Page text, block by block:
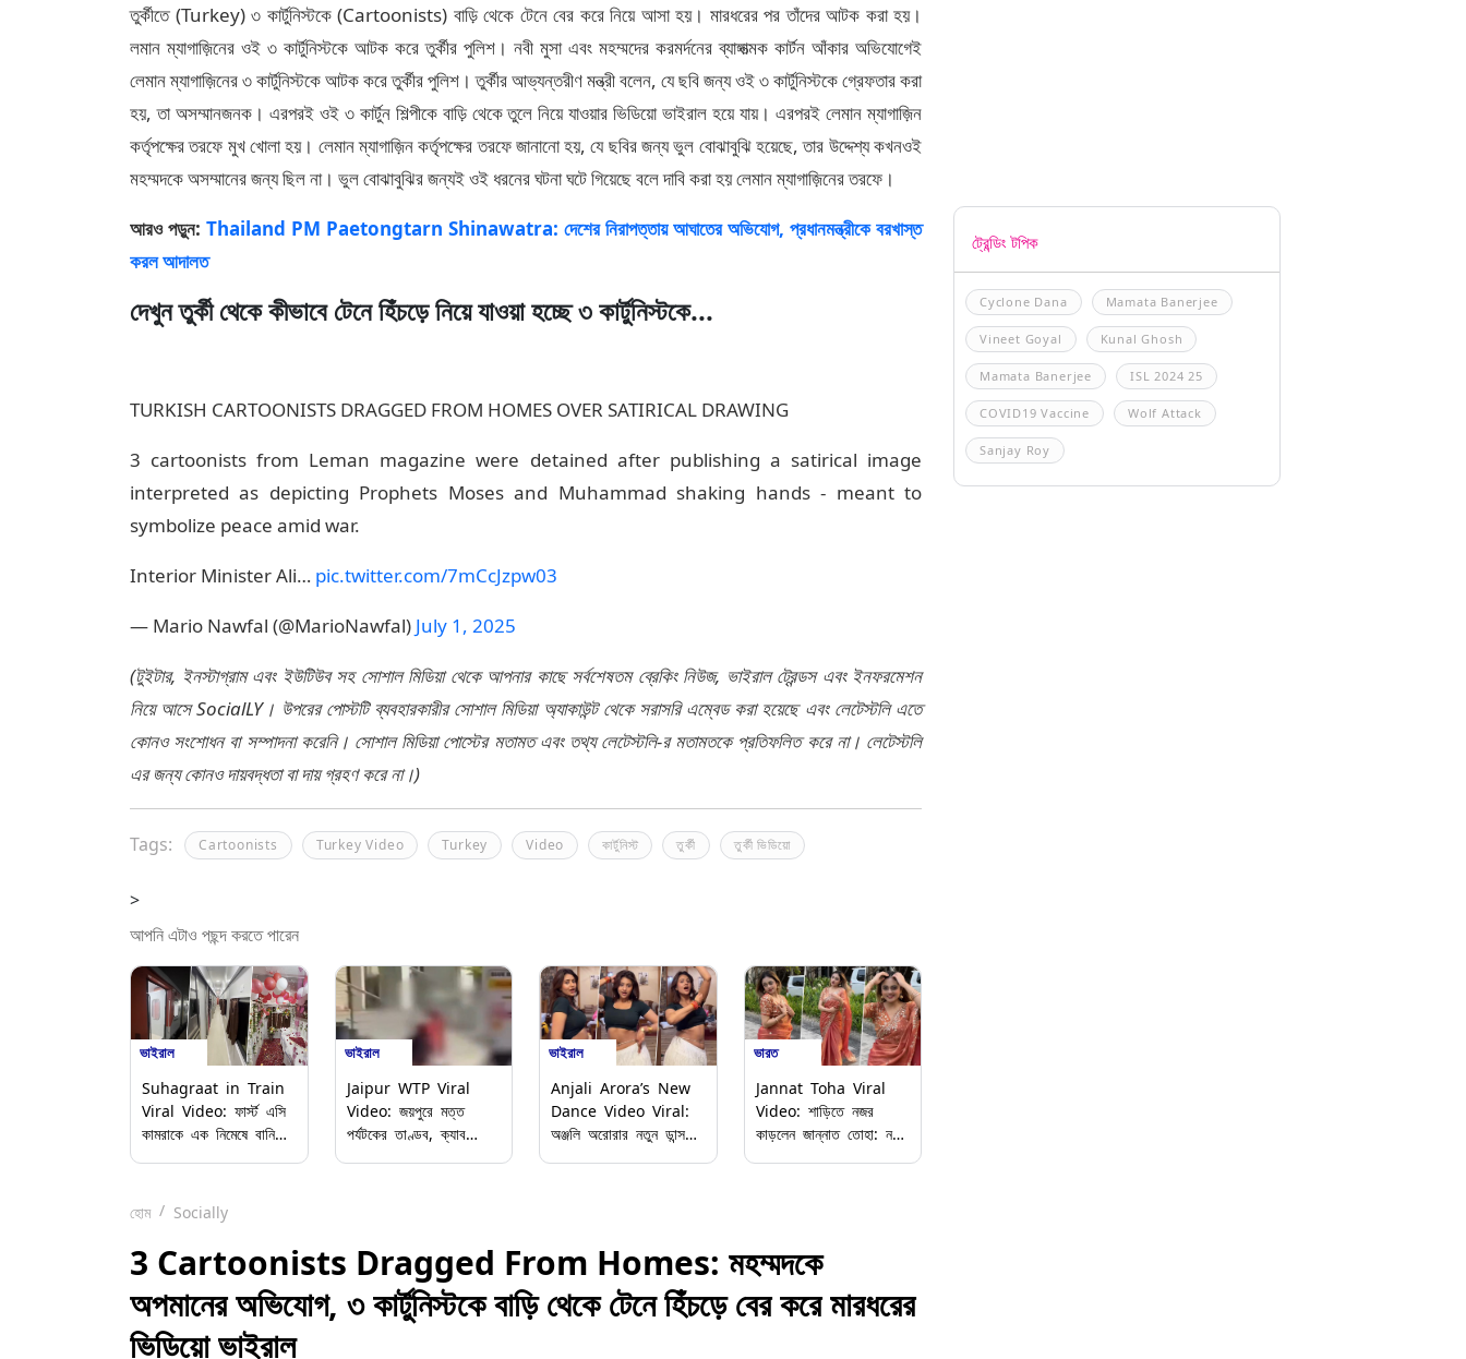
তুর্কীতে (Turkey) ৩ কার্টুনিস্টকে (Cartoonists) বাড়ি থেকে টেনে বের করে নিয়ে আসা হয়। মারধরের পর তাঁদের আটক করা হয়।
লমান ম্যাগাজ়িনের ওই ৩ কার্টুনিস্টকে আটক করে তুর্কীর পুলিশ। নবী মুসা এবং মহম্মদের করমর্দনের ব্যাঙ্গাত্মক কার্টন আঁকার অভিযোগেই
লেমান ম্যাগাজ়িনের ৩ কার্টুনিস্টকে আটক করে তুর্কীর পুলিশ। তুর্কীর আভ্যন্তরীণ মন্ত্রী বলেন, যে ছবি জন্য ওই ৩ কার্টুনিস্টকে গ্রেফতার করা
হয়, তা অসম্মানজনক। এরপরই ওই ৩ কার্টুন শিল্পীকে বাড়ি থেকে তুলে নিয়ে যাওয়ার ভিডিয়ো ভাইরাল হয়ে যায়। এরপরই লেমান ম্যাগাজ়িন
কর্তৃপক্ষের তরফে মুখ খোলা হয়। লেমান ম্যাগাজ়িন কর্তৃপক্ষের তরফে জানানো হয়, যে ছবির জন্য ভুল বোঝাবুঝি হয়েছে, তার উদ্দেশ্য কখনওই
মহম্মদকে অসম্মানের জন্য ছিল না। ভুল বোঝাবুঝির জন্যই ওই ধরনের ঘটনা ঘটে গিয়েছে বলে দাবি করা হয় লেমান ম্যাগাজ়িনের তরফে।
আরও পড়ুন: Thailand PM Paetongtarn Shinawatra: দেশের নিরাপত্তায় আঘাতের অভিযোগ, প্রধানমন্ত্রীকে বরখাস্ত
করল আদালত
দেখুন তুর্কী থেকে কীভাবে টেনে হিঁচড়ে নিয়ে যাওয়া হচ্ছে ৩ কার্টুনিস্টকে...
TURKISH CARTOONISTS DRAGGED FROM HOMES OVER SATIRICAL DRAWING
3 cartoonists from Leman magazine were detained after publishing a satirical image
interpreted as depicting Prophets Moses and Muhammad shaking hands - meant to
symbolize peace amid war.
Interior Minister Ali… pic.twitter.com/7mCcJzpw03
— Mario Nawfal (@MarioNawfal) July 1, 2025
(টুইটার, ইনস্টাগ্রাম এবং ইউটিউব সহ সোশাল মিডিয়া থেকে আপনার কাছে সর্বশেষতম ব্রেকিং নিউজ, ভাইরাল ট্রেন্ডস এবং ইনফরমেশন
নিয়ে আসে SocialLY। উপরের পোস্টটি ব্যবহারকারীর সোশাল মিডিয়া অ্যাকাউন্ট থেকে সরাসরি এম্বেড করা হয়েছে এবং লেটেস্টলি এতে
কোনও সংশোধন বা সম্পাদনা করেনি। সোশাল মিডিয়া পোস্টের মতামত এবং তথ্য লেটেস্টলি-র মতামতকে প্রতিফলিত করে না। লেটেস্টলি
এর জন্য কোনও দায়বদ্ধতা বা দায় গ্রহণ করে না।)
Tags: Cartoonists Turkey Video Turkey Video কার্টুনিস্ট তুর্কী তুর্কী ভিডিয়ো
>
আপনি এটাও পছন্দ করতে পারেন
ভাইরাল
Suhagraat in Train
Viral Video: ফার্স্ট এসি
কামরাকে এক নিমেষে বানিয়ে
নেটপাড়ায় তুমুল বিতর্ক
ভাইরাল
Jaipur WTP Viral
Video: জয়পুরে মত্ত
পর্যটকের তাণ্ডব, ক্যাব
ভাইরাল
Anjali Arora’s New
Dance Video Viral:
অঞ্জলি অরোরার নতুন ডান্স
ভারত
Jannat Toha Viral
Video: শাড়িতে নজর
কাড়লেন জান্নাত তোহা: নতুন
হোম
Socially
3 Cartoonists Dragged From Homes: মহম্মদকে
অপমানের অভিযোগ, ৩ কার্টুনিস্টকে বাড়ি থেকে টেনে হিঁচড়ে বের করে মারধরের
ভিডিয়ো ভাইরাল
ট্রেন্ডিং টপিক
Cyclone Dana Mamata Banerjee
Vineet Goyal Kunal Ghosh
Mamata Banerjee ISL 2024 25
COVID19 Vaccine Wolf Attack
Sanjay Roy